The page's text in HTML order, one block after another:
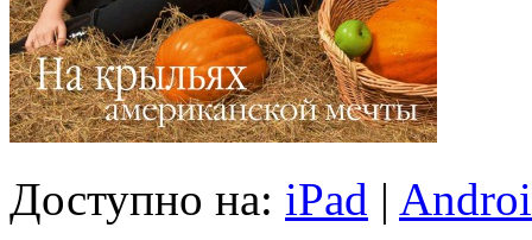
Доступно на: iPad |